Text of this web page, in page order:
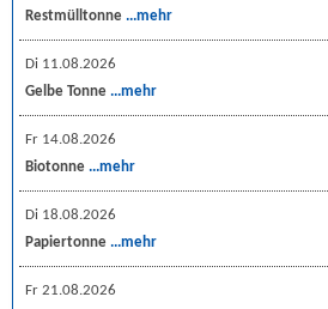
Restmülltonne ...mehr
Di 11.08.2026
Gelbe Tonne ...mehr
Fr 14.08.2026
Biotonne ...mehr
Di 18.08.2026
Papiertonne ...mehr
Fr 21.08.2026